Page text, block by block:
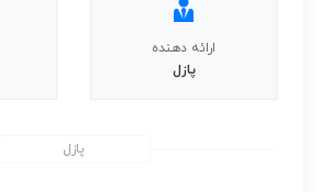
ارائه دهنده
پازل
پازل